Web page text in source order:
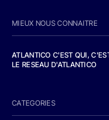
MIEUX NOUS CONNAITRE
ATLANTICO C'EST QUI,
LE RESEAU D'ATLANTICO
CATEGORIES